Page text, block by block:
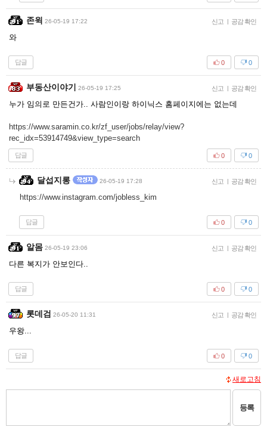
존윅 26-05-19 17:22 신고 | 공감 확인
와
답글 0
0
부동산이야기 26-05-19 17:25 신고 | 공감 확인
누가 임의로 만든건가.. 사람인이랑 하이닉스 홈페이지에는 없는데
https://www.saramin.co.kr/zf_user/jobs/relay/view?
rec_idx=53914749&view_type=search
답글 0
0
달섭지롱 26-05-19 17:28 신고 | 공감 확인
https://www.instagram.com/jobless_kim
답글 0
0
알몸 26-05-19 23:06 신고 | 공감 확인
다른 복지가 안보인다..
답글 0
0
롯데검 26-05-20 11:31 신고 | 공감 확인
우왕...
답글 0
0
새로고침
등록